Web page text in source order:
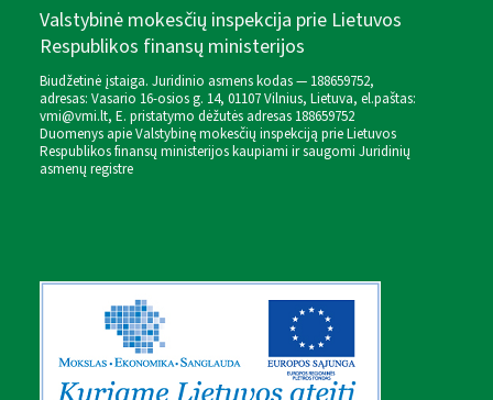
Valstybinė mokesčių inspekcija prie Lietuvos
Respublikos finansų ministerijos
Biudžetinė įstaiga. Juridinio asmens kodas — 188659752,
adresas: Vasario 16-osios g. 14, 01107 Vilnius, Lietuva, el.paštas:
vmi@vmi.lt, E. pristatymo dėžutės adresas 188659752
Duomenys apie Valstybinę mokesčių inspekciją prie Lietuvos
Respublikos finansų ministerijos kaupiami ir saugomi Juridinių
asmenų registre